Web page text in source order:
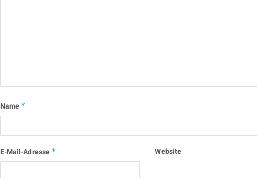
Name *
E-Mail-Adresse * Website